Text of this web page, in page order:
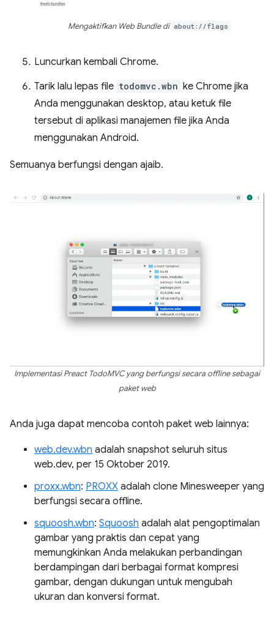
Mengaktifkan Web Bundle di about://flags
Luncurkan kembali Chrome.
Tarik lalu lepas file todomvc.wbn ke Chrome jika
Anda menggunakan desktop, atau ketuk file
tersebut di aplikasi manajemen file jika Anda
menggunakan Android.
Semuanya berfungsi dengan ajaib.
Implementasi Preact TodoMVC yang berfungsi secara offline sebagai
paket web
Anda juga dapat mencoba contoh paket web lainnya:
web.dev.wbn adalah snapshot seluruh situs
web.dev, per 15 Oktober 2019.
proxx.wbn: PROXX adalah clone Minesweeper yang
berfungsi secara offline.
squoosh.wbn: Squoosh adalah alat pengoptimalan
gambar yang praktis dan cepat yang
memungkinkan Anda melakukan perbandingan
berdampingan dari berbagai format kompresi
gambar, dengan dukungan untuk mengubah
ukuran dan konversi format.